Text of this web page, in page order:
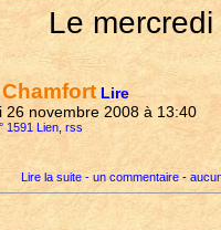
Le
Lire
26 novembre 2008 à 13:40
1591 Lien rss
Lire la suite - un commentaire-